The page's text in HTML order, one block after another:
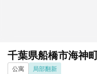
千葉県船橋市海神
公寓 局部翻新